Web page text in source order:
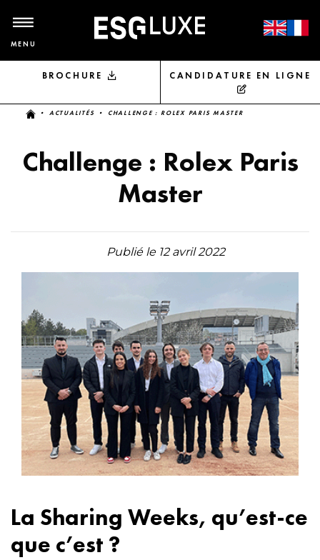
Challenge : Rolex Paris
Master
Publié le 12 avril 2022
La Sharing Weeks, qu’est-ce
que c’est ?
MENU
BROCHURE CANDIDATURE EN LIGNE
Vous êtes ici
• ACTUALITÉS • CHALLENGE : ROLEX PARIS MASTER